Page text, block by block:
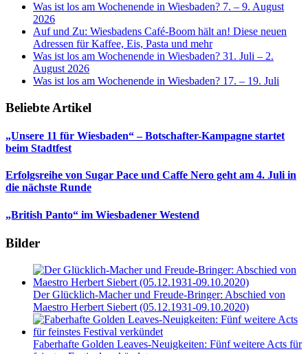
Was ist los am Wochenende in Wiesbaden? 7. – 9. August
2026
Auf und Zu: Wiesbadens Café-Boom hält an! Diese neuen
Adressen für Kaffee, Eis, Pasta und mehr
Was ist los am Wochenende in Wiesbaden? 31. Juli – 2.
August 2026
Was ist los am Wochenende in Wiesbaden? 17. – 19. Juli
Beliebte Artikel
„Unsere 11 für Wiesbaden“ – Botschafter-Kampagne startet
beim Stadtfest
Erfolgsreihe von Sugar Pace und Caffe Nero geht am 4. Juli in
die nächste Runde
„British Panto“ im Wiesbadener Westend
Bilder
Der Glücklich-Macher und Freude-Bringer: Abschied von
Maestro Herbert Siebert (05.12.1931-09.10.2020)
Faberhafte Golden Leaves-Neuigkeiten: Fünf weitere Acts für